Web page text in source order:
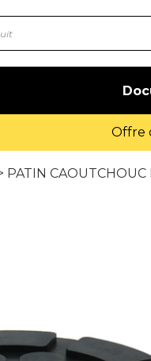
Offre de
PATIN